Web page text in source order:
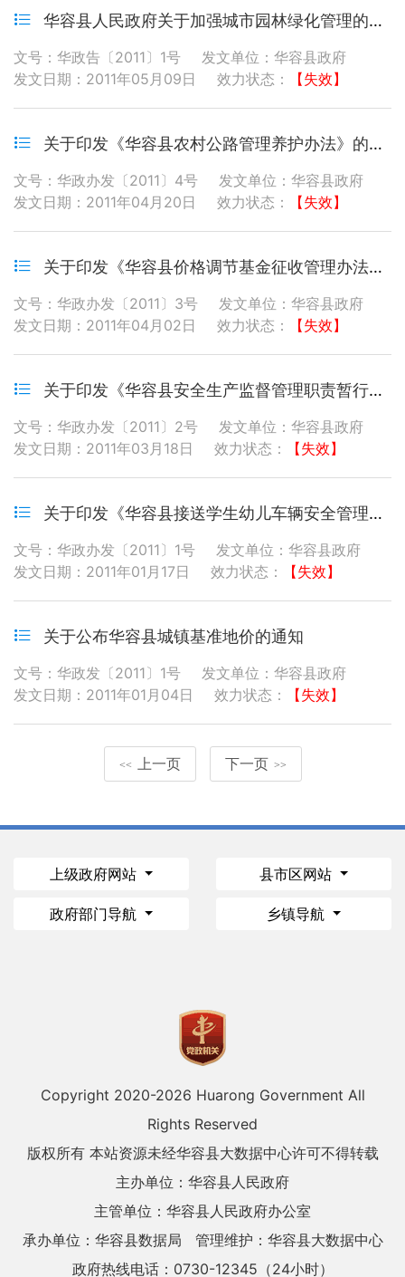
华容县人民政府关于加强城市园林绿化管理的通告
文号：华政告〔2011〕1号
发文单位：华容县政府
发文日期：2011年05月09日
效力状态： 【失效】
关于印发《华容县农村公路管理养护办法》的通知
文号：华政办发〔2011〕4号
发文单位：华容县政府
发文日期：2011年04月20日
效力状态： 【失效】
关于印发《华容县价格调节基金征收管理办法》的通知
文号：华政办发〔2011〕3号
发文单位：华容县政府
发文日期：2011年04月02日
效力状态： 【失效】
关于印发《华容县安全生产监督管理职责暂行规定》的通知
文号：华政办发〔2011〕2号
发文单位：华容县政府
发文日期：2011年03月18日
效力状态： 【失效】
关于印发《华容县接送学生幼儿车辆安全管理办法》的通知
文号：华政办发〔2011〕1号
发文单位：华容县政府
发文日期：2011年01月17日
效力状态： 【失效】
关于公布华容县城镇基准地价的通知
文号：华政发〔2011〕1号
发文单位：华容县政府
发文日期：2011年01月04日
效力状态： 【失效】
<< 上一页 下一页 >>
上级政府网站 县市区网站
政府部门导航 乡镇导航
Copyright 2020-2026 Huarong Government All
Rights Reserved
版权所有 本站资源未经华容县大数据中心许可不得转载
主办单位：华容县人民政府
主管单位：华容县人民政府办公室
承办单位：华容县数据局
管理维护：华容县大数据中心
政府热线电话：0730-12345（24小时）